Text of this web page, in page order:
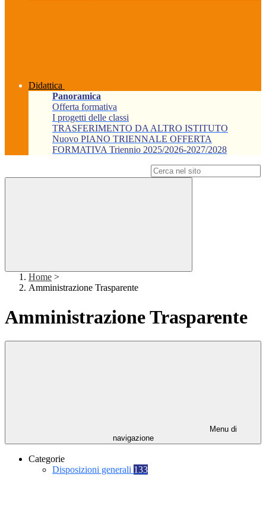
Didattica
Panoramica
Offerta formativa
I progetti delle classi
TRASFERIMENTO DA ALTRO ISTITUTO
Nuovo PIANO TRIENNALE OFFERTA
FORMATIVA Triennio 2025/2026-2027/2028
Home >
Amministrazione Trasparente
Amministrazione Trasparente
Menu di
navigazione
Categorie
Disposizioni generali 133